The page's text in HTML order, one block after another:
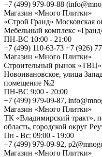
+7 (499) 979-09-88
Магазин «Много Плитки»
«Строй Гранд» Московская
Мебельный комплекс
ПН-ВС 10:00 - 21:00
+7 (499) 110-63-73 +7 (926)
Магазин «Много Плитки»
Cтроительный рынок
Новоивановское, улица
помещение №2
ПН-ВС 9:00 - 20:00
+7 (499) 979-09-87,
Магазин «Много Плитки»
ТК «Владимирский тракт»,
область, городской округ
Пн - Вс: 09:00 - 19:00
+7 (499) 979-09-92,
Магазин «Много Плитки»